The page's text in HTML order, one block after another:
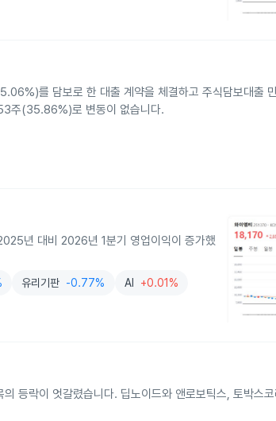
를 담보로 한 대출 계약을 체결하고 주식담보대
주(35.86%)로 변동이 없습니다.
년 대비 2026년 1분기 영업이익이 증가했
유리기판 -0.77% AI +0.01%
등락이 엇갈렸습니다. 딥노이드와 앤로보틱스, 토박스